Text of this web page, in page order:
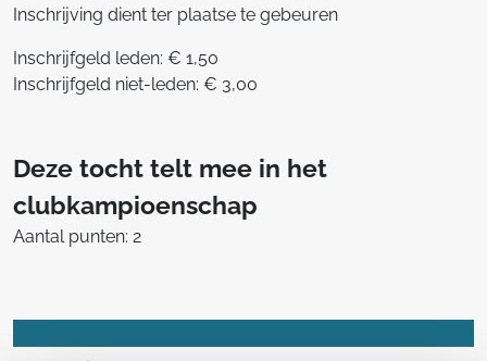
Inschrijving dient ter plaatse te gebeuren
Inschrijfgeld leden: € 1,50
Inschrijfgeld niet-leden: € 3,00
Deze tocht telt mee in het
clubkampioenschap
Aantal punten: 2